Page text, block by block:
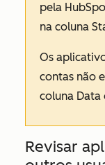
pela
na coluna
Os
contas não
coluna Data
Revisar